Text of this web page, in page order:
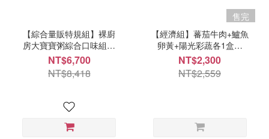
【綜合量販特規組】裸廚
房大寶寶粥綜合口味組各
兩盒｜160g x 50 入裝
NT$6,700
NT$8,418
售完
【經濟組】蕃茄牛肉+鱸魚
卵黃+陽光彩蔬各1盒｜
160g x 15 入裝
NT$2,300
NT$2,559